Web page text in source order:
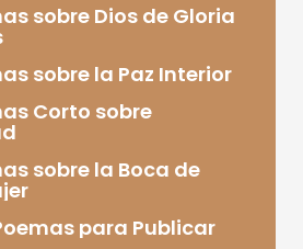
sobre Dios de Gloria
sobre la Paz Interior
Corto sobre
sobre la Boca de
para Publicar